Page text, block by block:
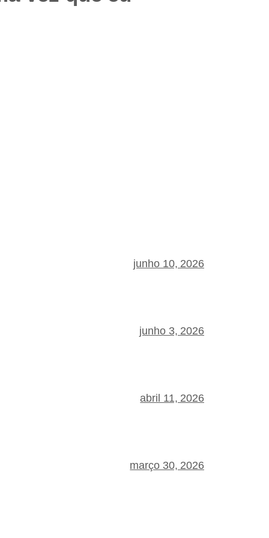
junho 10, 2026
junho 3, 2026
abril 11, 2026
março 30, 2026